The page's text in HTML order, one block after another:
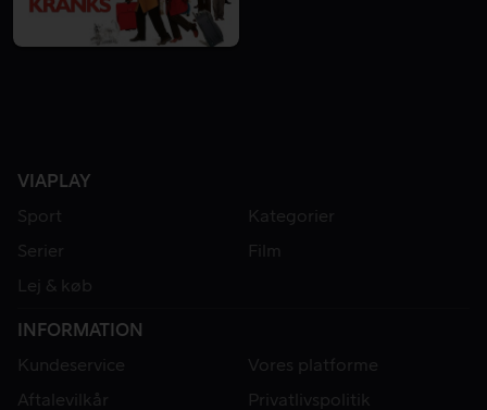
VIAPLAY
Sport
Kategorier
Serier
Film
Lej & køb
INFORMATION
Kundeservice
Vores platforme
Aftalevilkår
Privatlivspolitik